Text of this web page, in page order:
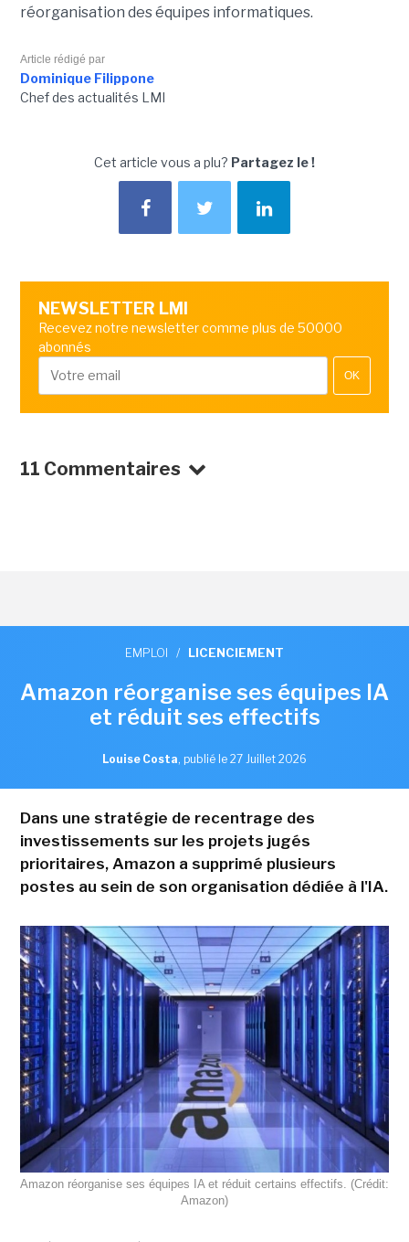
réorganisation des équipes informatiques.
Article rédigé par
Dominique Filippone
Chef des actualités LMI
Cet article vous a plu? Partagez le !
NEWSLETTER LMI
Recevez notre newsletter comme plus de 50000
abonnés
OK
11 Commentaires
EMPLOI / LICENCIEMENT
Amazon réorganise ses équipes IA
et réduit ses effectifs
Louise Costa, publié le 27 Juillet 2026
Dans une stratégie de recentrage des
investissements sur les projets jugés
prioritaires, Amazon a supprimé plusieurs
postes au sein de son organisation dédiée à l'IA.
Amazon réorganise ses équipes IA et réduit certains effectifs. (Crédit:
Amazon)